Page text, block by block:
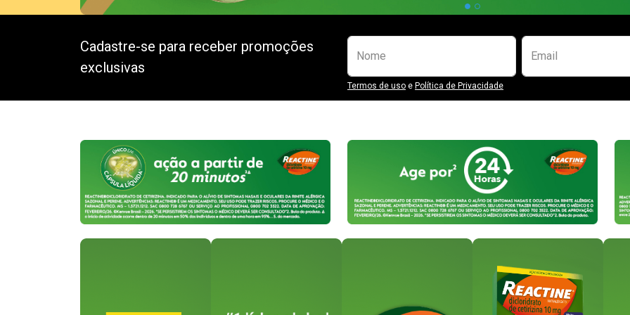
Cadastre-se para receber promoções
exclusivas
Preencha o formulário abaixo para
Nome Email
Termos de uso e Política de Privacidade